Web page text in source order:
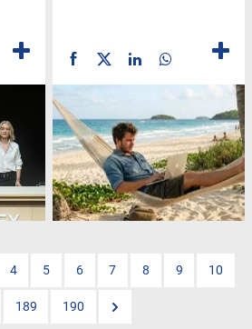
4 5 6 7 8 9 10
189 190